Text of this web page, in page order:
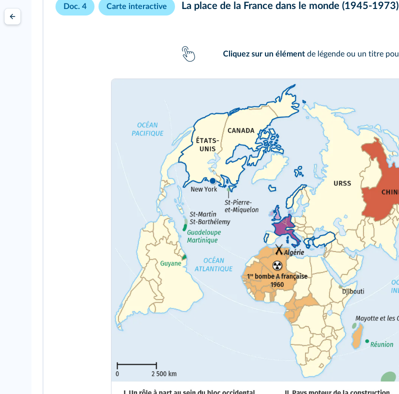
Doc. 4 Carte interactive La place de la France dans le monde (1945-1973)
Cliquez sur un élément de légende ou un titre